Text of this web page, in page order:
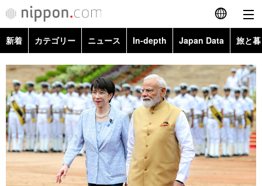
English
简体字
繁體字
Français
Español
カテゴリー
政治・外交
経済・ビジネス
ニュース
トップ
In-depth
新着 カテゴリー ニュース In-depth Japan Data 旅と
政治・外交
経済・ビジネス
国際・海外
社会
Topics
Images
People
東京